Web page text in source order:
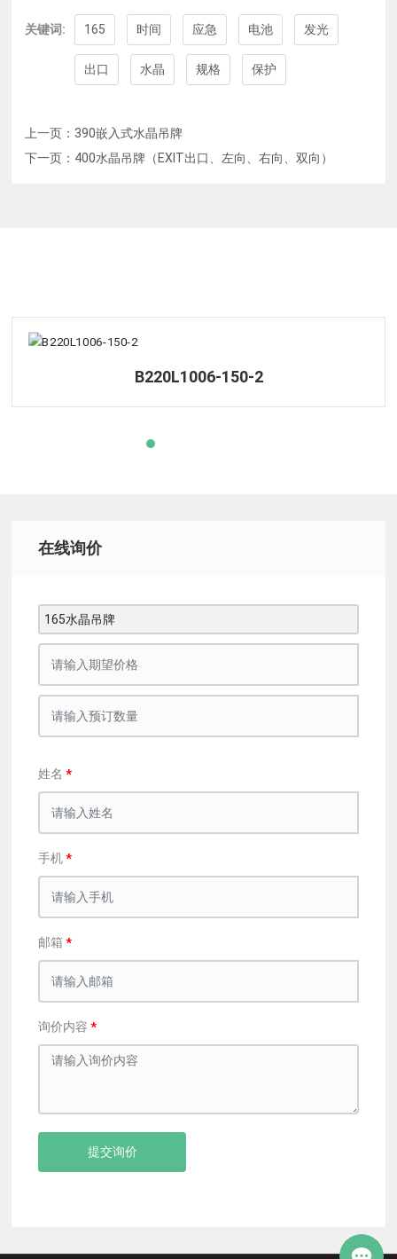
关键词: 165 时间 应急 电池 发光
出口 水晶 规格 保护
上一页： 390嵌入式水晶吊牌
下一页： 400水晶吊牌（EXIT出口、左向、右向、双向）
B220L1006-150-2
在线询价
165水晶吊牌
姓名
手机
邮箱
询价内容
提交询价